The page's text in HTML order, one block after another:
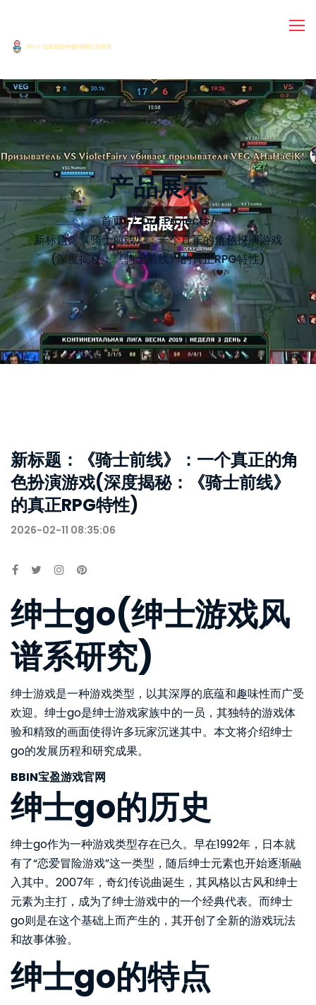
产品展示
首页 Our Projects/
新标题：《骑士前线》：一个真正的角色扮演游戏
(深度揭秘：《骑士前线》的真正RPG特性)
新标题：《骑士前线》：一个真正的角
色扮演游戏(深度揭秘：《骑士前线》
的真正RPG特性)
2026-02-11 08:35:06
绅士go(绅士游戏风
谱系研究)
绅士游戏是一种游戏类型，以其深厚的底蕴和趣味性而广受
欢迎。绅士go是绅士游戏家族中的一员，其独特的游戏体
验和精致的画面使得许多玩家沉迷其中。本文将介绍绅士
go的发展历程和研究成果。
BBIN宝盈游戏官网
绅士go的历史
绅士go作为一种游戏类型存在已久。早在1992年，日本就
有了“恋爱冒险游戏”这一类型，随后绅士元素也开始逐渐融
入其中。2007年，奇幻传说曲诞生，其风格以古风和绅士
元素为主打，成为了绅士游戏中的一个经典代表。而绅士
go则是在这个基础上而产生的，其开创了全新的游戏玩法
和故事体验。
绅士go的特点